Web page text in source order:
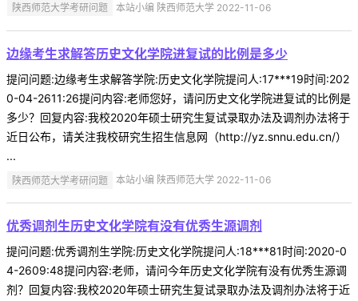
陕西师范大学考研问题 本站小编 陕西师范大学 2022-11-06
边缘考生求解答历史文化学院进复试的比例是多少
提问问题:边缘考生求解答学院:历史文化学院提问人:17***19时间:202
0-04-2611:26提问内容:老师您好，请问历史文化学院进复试的比例是
多少？回复内容:我校2020年硕士研究生复试录取办法及调剂办法将于
近日公布，请关注我校研究生招生信息网（http://yz.snnu.edu.cn/）
...
陕西师范大学考研问题 本站小编 陕西师范大学 2022-11-06
优秀调剂生历史文化学院有没有优秀生源调剂
提问问题:优秀调剂生学院:历史文化学院提问人:18***81时间:2020-0
4-2609:48提问内容:老师，请问今年历史文化学院有没有优秀生源调
剂？回复内容:我校2020年硕士研究生复试录取办法及调剂办法将于近